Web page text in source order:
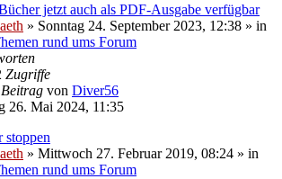
jetzt auch als PDF-Ausgabe verfügbar
» Sonntag 24. September 2023, 12:38 » in
rund ums Forum
Zugriffe
von Diver56
26. Mai 2024, 11:35
stoppen
» Mittwoch 27. Februar 2019, 08:24 » in
rund ums Forum